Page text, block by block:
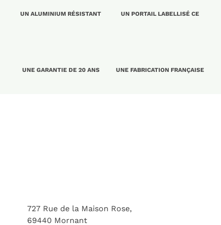
UN ALUMINIUM RÉSISTANT UN PORTAIL LABELLISÉ CE
UNE GARANTIE DE 20 ANS UNE FABRICATION FRANÇAISE
727 Rue de la Maison Rose,
69440 Mornant